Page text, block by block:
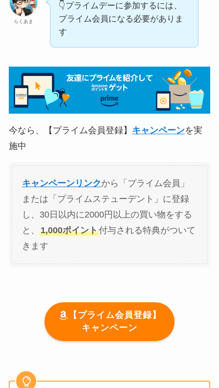
らくあま
👇プライムデーに参加するには、
プライム会員になる必要がありま
す
今なら、【プライム会員登録】 キャンペーンを実
施中
キャンペーンリンクから「プライム会員」
または「プライムステューデント」に登録
し、30日以内に2000円以上の買い物をする
と、 1,000ポイント付与される特典がついて
きます
【プライム会員登録】
キャンペーン